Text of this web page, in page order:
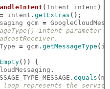
( Intent intent )
= intent . getExtras ();
gcm
=
intent parameter
= gcm. getMessageType (
())
{
.
. equals (
represents the service